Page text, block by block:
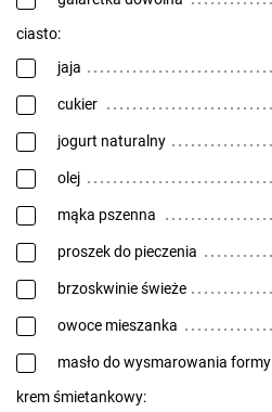
ciasto:
jaja
cukier
jogurt naturalny
olej
mąka pszenna
proszek do pieczenia
brzoskwinie świeże
owoce mieszanka
masło do wysmarowania formy
krem śmietankowy: